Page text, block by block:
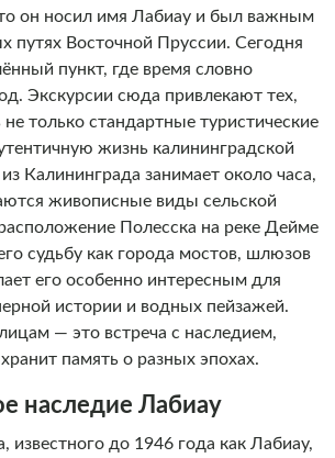
он носил имя Лабиау и был важным
путях Восточной Пруссии. Сегодня
пункт, где время словно
Экскурсии сюда привлекают тех,
не только стандартные туристические
жизнь калининградской
Калининграда занимает около часа,
живописные виды сельской
Полесска на реке Дейме
судьбу как города мостов, шлюзов
его особенно интересным для
истории и водных пейзажей.
— это встреча с наследием,
память о разных эпохах.
наследие Лабиау
известного до 1946 года как Лабиау,